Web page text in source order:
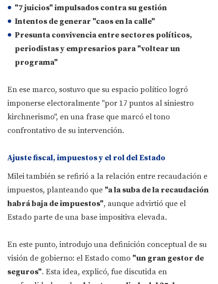
"7 juicios" impulsados contra su gestión
Intentos de generar "caos en la calle"
Presunta convivencia entre sectores políticos,
periodistas y empresarios para "voltear un
programa"
En ese marco, sostuvo que su espacio político logró
imponerse electoralmente "por 17 puntos al siniestro
kirchnerismo", en una frase que marcó el tono
confrontativo de su intervención.
Ajuste fiscal, impuestos y el rol del Estado
Milei también se refirió a la relación entre recaudación e
impuestos, planteando que "a la suba de la recaudación
habrá baja de impuestos", aunque advirtió que el
Estado parte de una base impositiva elevada.
En este punto, introdujo una definición conceptual de su
visión de gobierno: el Estado como "un gran gestor de
seguros". Esta idea, explicó, fue discutida en